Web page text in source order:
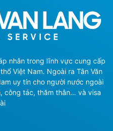
nhân trong lĩnh vực cung cấp
Việt Nam. Ngoài ra Tân Văn
uy tín cho người nước ngoài
công tác, thăm thân… và visa